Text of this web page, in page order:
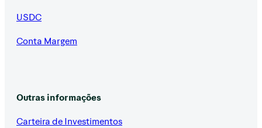
USDC
Conta Margem
Outras informações
Carteira de Investimentos